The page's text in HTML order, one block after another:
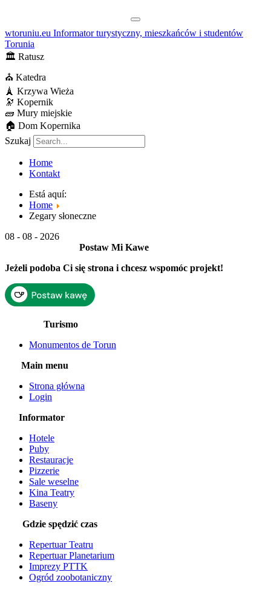
wtoruniu.eu Informator turystyczny, mieszkańców i studentów
Torunia
🏛 Ratusz
⛪ Katedra
🗼 Krzywa Wieża
🔭 Kopernik
🧱 Mury miejskie
🏠 Dom Kopernika
Szukaj
Home
Kontakt
Está aquí:
Home
Zegary słoneczne
08 - 08 - 2026
Postaw Mi Kawe
Jeżeli podoba Ci się strona i chcesz wspomóc projekt!
Turismo
Monumentos de Torun
Main menu
Strona główna
Login
Informator
Hotele
Puby
Restauracje
Pizzerie
Sale weselne
Kina Teatry
Baseny
Gdzie spędzić czas
Repertuar Teatru
Repertuar Planetarium
Imprezy PTTK
Ogród zoobotaniczny